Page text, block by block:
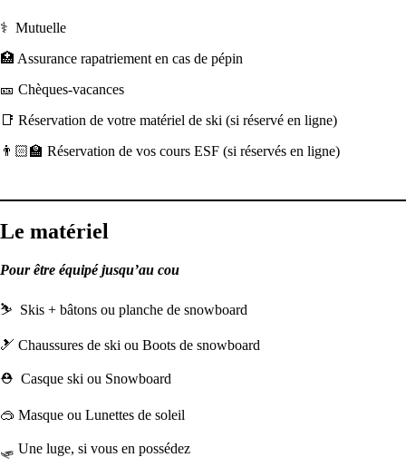
⚕ Mutuelle
🏥 Assurance rapatriement en cas de pépin
🎫 Chèques-vacances
📑 Réservation de votre matériel de ski (si réservé en ligne)
👨🏻‍🏫 Réservation de vos cours ESF (si réservés en ligne)
Le matériel
Pour être équipé jusqu’au cou
⛷ Skis + bâtons ou planche de snowboard
🎿 Chaussures de ski ou Boots de snowboard
⛑ Casque ski ou Snowboard
🥽 Masque ou Lunettes de soleil
🛷 Une luge, si vous en possédez